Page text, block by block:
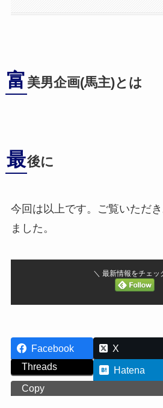
富 美男企画(馬主)とは
最後に
今回は以上です。ご覧いただ
ました。
＼ 最新情報をチェッ
Facebook X
Threads
Hatena
Copy